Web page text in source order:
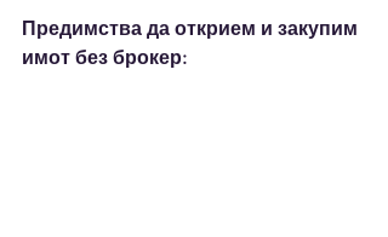
Предимства да открием и закупим
имот без брокер: